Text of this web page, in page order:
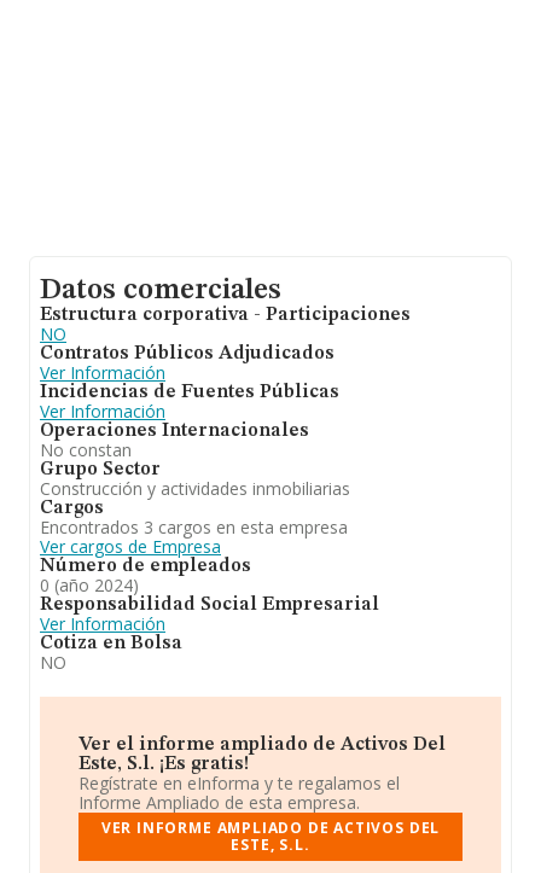
Datos comerciales
Estructura corporativa - Participaciones
NO
Contratos Públicos Adjudicados
Ver Información
Incidencias de Fuentes Públicas
Ver Información
Operaciones Internacionales
No constan
Grupo Sector
Construcción y actividades inmobiliarias
Cargos
Encontrados 3 cargos en esta empresa
Ver cargos de Empresa
Número de empleados
0 (año 2024)
Responsabilidad Social Empresarial
Ver Información
Cotiza en Bolsa
NO
Ver el informe ampliado de Activos Del
Este, S.l. ¡Es gratis!
Regístrate en eInforma y te regalamos el
Informe Ampliado de esta empresa.
VER INFORME AMPLIADO DE ACTIVOS DEL
ESTE, S.L.